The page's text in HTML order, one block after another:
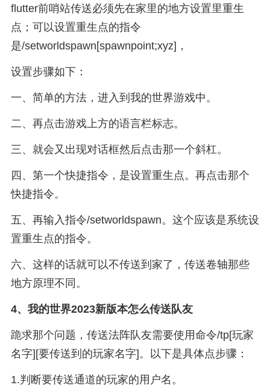
flutter前哨站传送必须先在家里的地方设置里重生
点；可以设置重生点的指令
是/setworldspawn[spawnpoint;xyz]，
设置步骤如下：
一、简单的方法，进入到我的世界游戏中。
二、再点击游戏上方的语言栏标志。
三、就会又出现对话框然后点击那一个斜杠。
四、第一个快捷指令，是设置重生点。再点击那个
快捷指令。
五、再输入指令/setworldspawn。这个应该是系统设
置重生点的指令。
六、这样的话就可以不传送到家了，传送卷轴那些
地方原理不同。
4、 我的世界2023新版本怎么传送队友
跪求那个问题，传送法阵队友需要使用命令/tp[玩家
名字][要传送到的玩家名字]。以下是具体点步骤：
1.判断要传送通道的玩家的用户名。